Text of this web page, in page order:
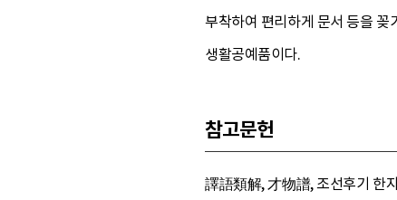
부착하여 편리하게 문서 등을 꽂
생활공예품이다.
참고문헌
譯語類解, 才物譜, 조선후기 한